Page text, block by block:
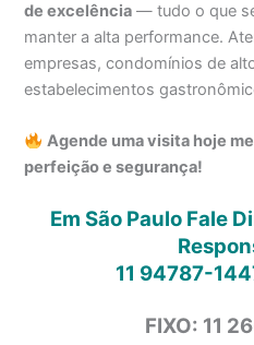
de excelência — tudo o que
manter a alta performance.
empresas, condomínios de
estabelecimentos
Agende uma visita hoje
perfeição e segurança!
Em São Paulo Fale
11 94787-
FIXO: 11